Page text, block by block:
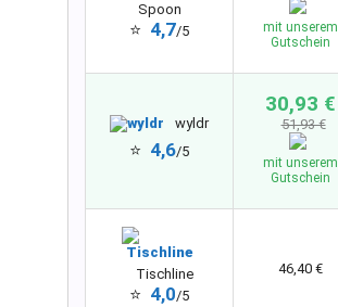
Spoon
⭐ 4,7/5
mit unserem
Gutschein
wyldr
⭐ 4,6/5
30,93 €
51,93 €
mit unserem
Gutschein
Tischline
⭐ 4,0/5
46,40 €